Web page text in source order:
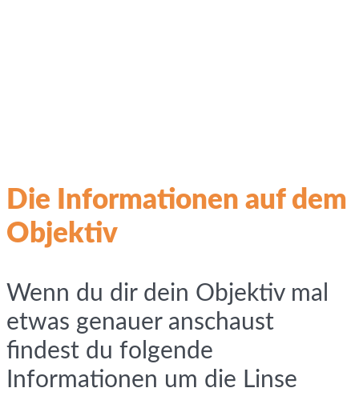
Die Informationen auf dem
Objektiv
Wenn du dir dein Objektiv mal
etwas genauer anschaust
findest du folgende
Informationen um die Linse